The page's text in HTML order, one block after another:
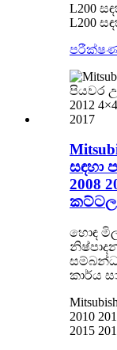
L200
L200
සඳහා
2008
කට්ටලය
හොඳ
කාර්ය
2010
2015